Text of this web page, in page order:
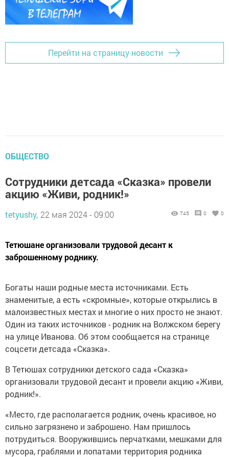
Перейти на страницу новости
ОБЩЕСТВО
Сотрудники детсада «Сказка» провели
акцию «Живи, родник!»
tetyushy, 22 мая 2024 - 09:00 745 0 0
Тетюшане организовали трудовой десант к
заброшенному роднику.
Богаты наши родные места источниками. Есть
знаменитые, а есть «скромные», которые открылись в
малоизвестных местах и многие о них просто не знают.
Один из таких источников - родник на Волжском берегу
на улице Иванова. Об этом сообщается на странице
соцсети детсада «Сказка».
В Тетюшах сотрудники детского сада «Сказка»
организовали трудовой десант и провели акцию «Живи,
родник!».
«Место, где располагается родник, очень красивое, но
сильно загрязнено и заброшено. Нам пришлось
потрудиться. Вооружившись перчатками, мешками для
мусора, граблями и лопатами территория родника